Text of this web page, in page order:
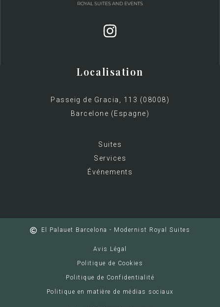
Localisation
Passeig de Gracia, 113 (08008)
Barcelone (Espagne)
Suites
Services
Événements
El Palauet Barcelona - Modernist Royal Suites
Avis Légal
Politique de Cookies
Politique de Confidentialité
Politique en matière de médias sociaux